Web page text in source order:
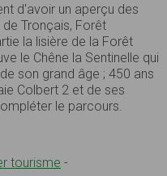
d'avoir un aperçu des
Tronçais, Forêt
la lisière de la Forêt
le Chêne la Sentinelle qui
son grand âge ; 450 ans
Colbert 2 et de ses
le parcours.
tourisme -